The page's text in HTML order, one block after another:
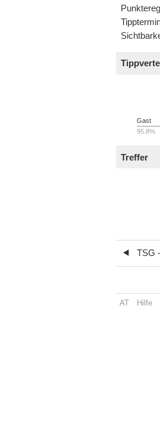
Gast
95.8%
Treffer
TSG
AT Hilfe